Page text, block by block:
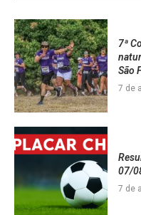
7ª
São
7 de
07/
7 de